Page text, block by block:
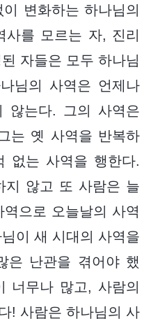
변화하는 하나님의
사를 모르는 자, 진리
자들은 모두 하나님
님의 사역은 언제나
않는다. 그의 사역은
는 옛 사역을 반복하
없는 사역을 행한다.
지 않고 또 사람은 늘
으로 오늘날의 사역
이 새 시대의 사역을
은 난관을 겪어야 했
너무나 많고, 사람의
! 사람은 하나님의 사